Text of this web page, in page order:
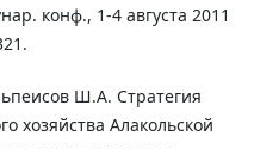
конф., 1-4 августа 2011
Ш.А. Стратегия
хозяйства Алакольской